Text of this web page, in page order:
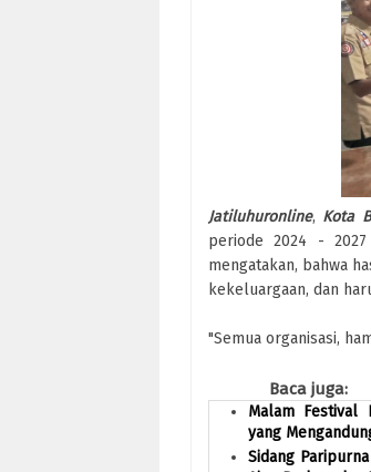
Jatiluhuronline, Kota
periode 2024 - 2027
mengatakan, bahwa
kekeluargaan, dan
"Semua organisasi,
Baca juga:
Malam Festival
yang
Sidang